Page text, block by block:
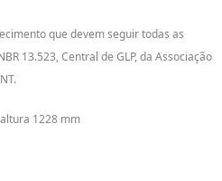
que devem seguir todas as
13.523, Central de GLP, da Associação
1228 mm